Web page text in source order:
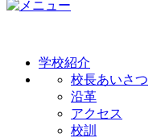
学校紹介
校長あいさつ
沿革
アクセス
校訓